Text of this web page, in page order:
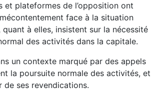
plateformes de l’opposition ont
face à la situation
à elles, insistent sur la nécessité
des activités dans la capitale.
un contexte marqué par des appels
la poursuite normale des activités, et
de ses revendications.